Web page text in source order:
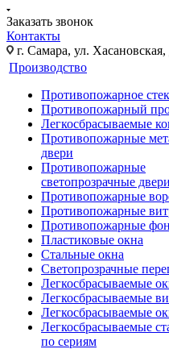
Заказать звонок
Контакты
г. Самара, ул.
Производство
Противопожарное
Противопожарный
Легкосбрасываемые
Противопожарные
двери
Противопожарные
светопрозрачные двери
Противопожарные
Противопожарные
Противопожарные
Пластиковые окна
Стальные окна
Светопрозрачные
Легкосбрасываемые
Легкосбрасываемые
Легкосбрасываемые
Легкосбрасываемые
по сериям